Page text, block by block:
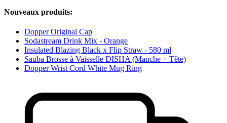
Nouveaux produits:
Dopper Original Cap
Sodastream Drink Mix - Orange
Insulated Blazing Black x Flip Straw - 580 ml
Sauba Brosse à Vaisselle DISHA (Manche + Tête)
Dopper Wrist Cord White Mug Ring